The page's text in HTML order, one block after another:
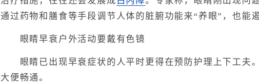
通过药物和膳食等手段调节人体的脏腑功能来“养眼”，也能
眼睛早衰户外活动要戴有色镜
眼睛已出现早衰症状的人平时更得在预防护理上下工夫
大便畅通。